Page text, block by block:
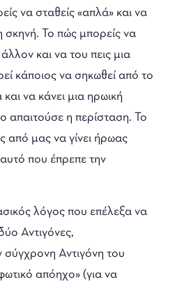
να σταθείς «απλά» και να
σκηνή. Το πώς μπορείς να
και να του πεις μια
κάποιος να σηκωθεί από το
να κάνει μια ηρωική
απαιτούσε η περίσταση. Το
από μας να γίνει ήρωας
που έπρεπε την
λόγος που επέλεξα να
Αντιγόνες,
σύγχρονη Αντιγόνη του
απόηχο» (για να